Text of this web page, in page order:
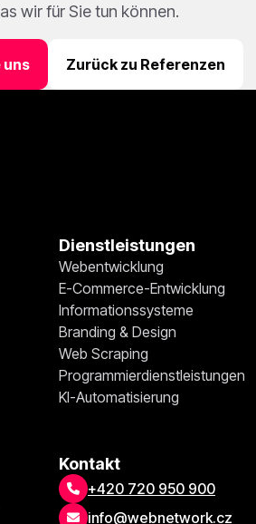
wir für Sie tun können.
uns Zurück zu Referenzen
Dienstleistungen
Webentwicklung
E-Commerce-Entwicklung
Informationssysteme
Branding & Design
Web Scraping
Programmierdienstleistungen
KI-Automatisierung
Kontakt
+420 720 950 900
info@webnetwork.cz